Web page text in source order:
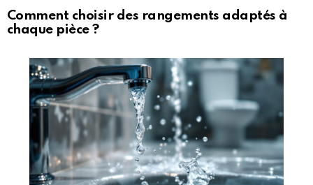
Comment choisir des rangements adaptés à
chaque pièce ?